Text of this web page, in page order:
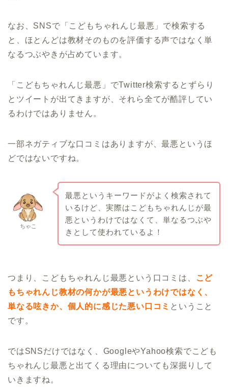
なお、SNSで「こどもちゃれんじ最悪」で検索する
と、ほとんどは教材そのものを評価する声ではなく単
なるつぶやきが占めています。
「こどもちゃれんじ最悪」でTwitter検索するとずらり
とツイートが出てきますが、それら全てが酷評してい
るわけではありません。
一部ネガティブな口コミはありますが、最悪というほ
どではないですね。
ちゃこ
最悪というキーワードがよく検索されて
いるけど、実際はこどもちゃれんじが最
悪というわけではなくて、単なるつぶや
きとして使われているよ！
つまり、こどもちゃれんじ最悪という口コミは、 こど
もちゃれんじ教材の何かが最悪というわけではなく、
単なる呟きか、個人的に感じた悪い口コミ ということ
です。
ではSNSだけではなく、GoogleやYahoo検索でこども
ちゃれんじ最悪と出てくる理由についても深掘りして
いきますね。